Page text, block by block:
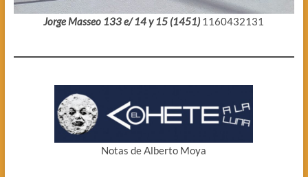
Jorge Masseo 133 e/ 14 y 15 (1451) 1160432131
Notas de Alberto Moya